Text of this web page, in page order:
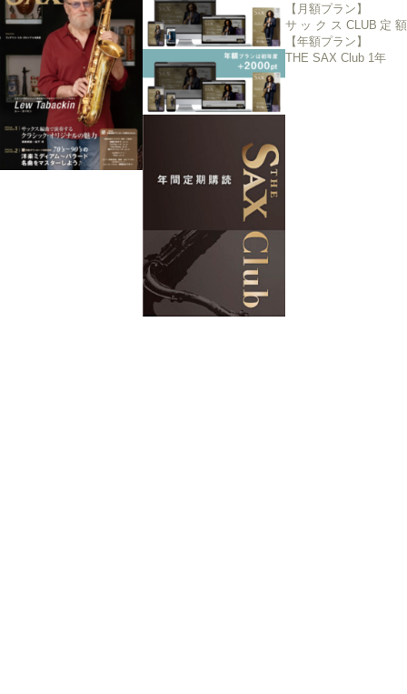
【月額プラン】
サックスCLUB定額
【年額プラン】
THE SAX Club 1年